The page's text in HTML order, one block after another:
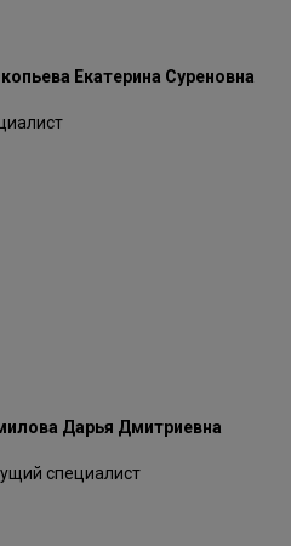
Екатерина Суреновна
Дарья Дмитриевна
специалист